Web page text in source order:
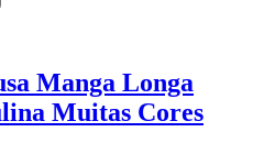
Manga Longa
Muitas Cores